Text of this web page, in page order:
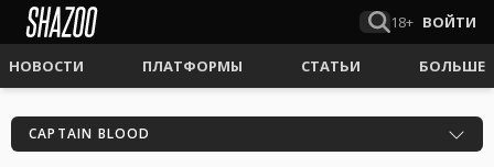
18+ ВОЙТИ
НОВОСТИ ПЛАТФОРМЫ СТАТЬИ БОЛЬШЕ
CAPTAIN BLOOD